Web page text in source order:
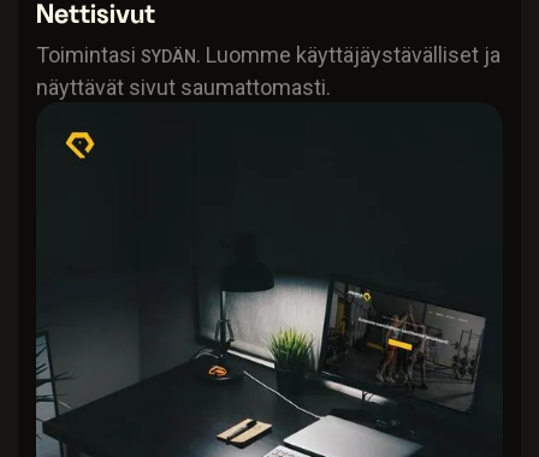
Nettisivut
Toimintasi SYDÄN. Luomme käyttäjäystävälliset ja
näyttävät sivut saumattomasti.